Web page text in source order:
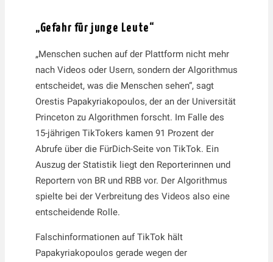
„Gefahr für junge Leute“
„Menschen suchen auf der Plattform nicht mehr
nach Videos oder Usern, sondern der Algorithmus
entscheidet, was die Menschen sehen“, sagt
Orestis Papakyriakopoulos, der an der Universität
Princeton zu Algorithmen forscht. Im Falle des
15-jährigen TikTokers kamen 91 Prozent der
Abrufe über die FürDich-Seite von TikTok. Ein
Auszug der Statistik liegt den Reporterinnen und
Reportern von BR und RBB vor. Der Algorithmus
spielte bei der Verbreitung des Videos also eine
entscheidende Rolle.
Falschinformationen auf TikTok hält
Papakyriakopoulos gerade wegen der